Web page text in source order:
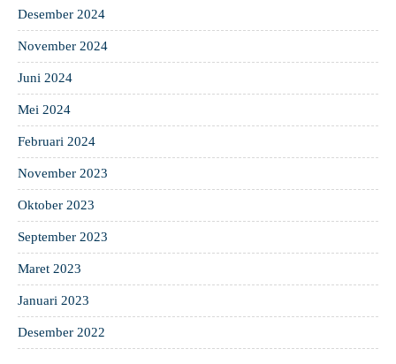
Desember 2024
November 2024
Juni 2024
Mei 2024
Februari 2024
November 2023
Oktober 2023
September 2023
Maret 2023
Januari 2023
Desember 2022